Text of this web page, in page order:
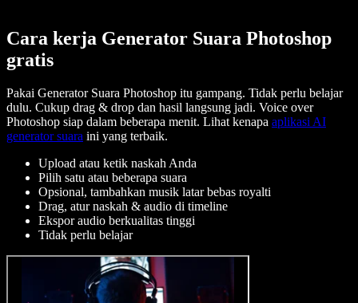
Cara kerja Generator Suara Photoshop
gratis
Pakai Generator Suara Photoshop itu gampang. Tidak perlu belajar
dulu. Cukup drag & drop dan hasil langsung jadi. Voice over
Photoshop siap dalam beberapa menit. Lihat kenapa aplikasi AI
generator suara ini yang terbaik.
Upload atau ketik naskah Anda
Pilih satu atau beberapa suara
Opsional, tambahkan musik latar bebas royalti
Drag, atur naskah & audio di timeline
Ekspor audio berkualitas tinggi
Tidak perlu belajar